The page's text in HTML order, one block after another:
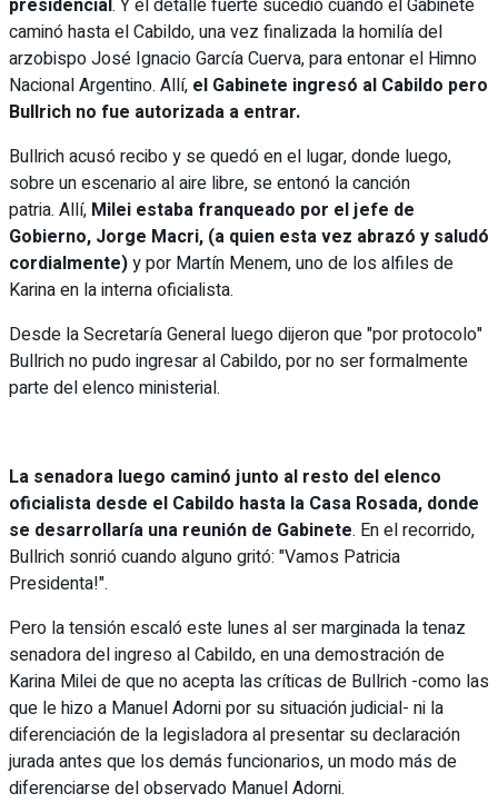
presidencial. Y el detalle fuerte sucedió cuando el Gabinete
caminó hasta el Cabildo, una vez finalizada la homilía del
arzobispo José Ignacio García Cuerva, para entonar el Himno
Nacional Argentino. Allí, el Gabinete ingresó al Cabildo pero
Bullrich no fue autorizada a entrar.
Bullrich acusó recibo y se quedó en el lugar, donde luego,
sobre un escenario al aire libre, se entonó la canción
patria. Allí, Milei estaba franqueado por el jefe de
Gobierno, Jorge Macri, (a quien esta vez abrazó y saludó
cordialmente)y por Martín Menem, uno de los alfiles de
Karina en la interna oficialista.
Desde la Secretaría General luego dijeron que "por protocolo"
Bullrich no pudo ingresar al Cabildo, por no ser formalmente
parte del elenco ministerial.
La senadora luego caminó junto al resto del elenco
oficialista desde el Cabildo hasta la Casa Rosada, donde
se desarrollaría una reunión de Gabinete. En el recorrido,
Bullrich sonrió cuando alguno gritó: "Vamos Patricia
Presidenta!".
Pero la tensión escaló este lunes al ser marginada la tenaz
senadora del ingreso al Cabildo, en una demostración de
Karina Milei de que no acepta las críticas de Bullrich -como las
que le hizo a Manuel Adorni por su situación judicial- ni la
diferenciación de la legisladora al presentar su declaración
jurada antes que los demás funcionarios, un modo más de
diferenciarse del observado Manuel Adorni.